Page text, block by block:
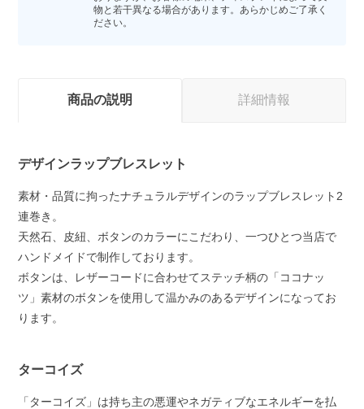
物と若干異なる場合があります。あらかじめご了承く
ださい。
商品の説明 詳細情報
デザインラップブレスレット
素材・品質に拘ったナチュラルデザインのラップブレスレット2
連巻き。
天然石、皮紐、ボタンのカラーにこだわり、一つひとつ当店で
ハンドメイドで制作しております。
ボタンは、レザーコードに合わせてステッチ柄の「ココナッ
ツ」素材のボタンを使用して温かみのあるデザインになってお
ります。
ターコイズ
「ターコイズ」は持ち主の悪運やネガティブなエネルギーを払